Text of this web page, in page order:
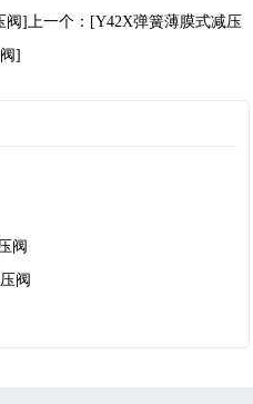
阀] 上一个：[Y42X弹簧薄膜式减压
阀]
阀
阀